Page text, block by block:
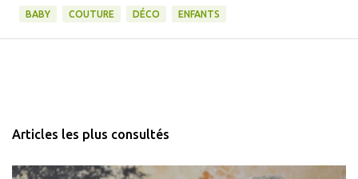
BABY COUTURE DÉCO ENFANTS
Articles les plus consultés